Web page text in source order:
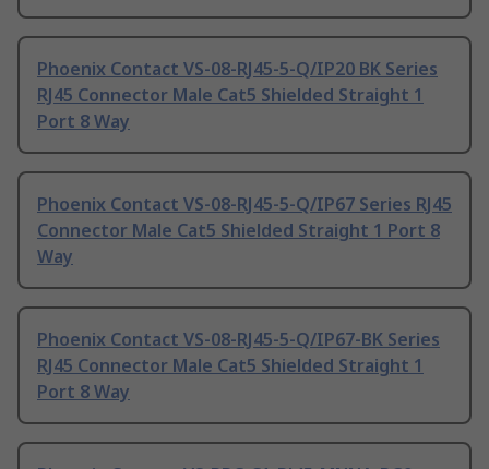
Phoenix Contact VS-08-RJ45-5-Q/IP20 BK Series
RJ45 Connector Male Cat5 Shielded Straight 1
Port 8 Way
Phoenix Contact VS-08-RJ45-5-Q/IP67 Series RJ45
Connector Male Cat5 Shielded Straight 1 Port 8
Way
Phoenix Contact VS-08-RJ45-5-Q/IP67-BK Series
RJ45 Connector Male Cat5 Shielded Straight 1
Port 8 Way